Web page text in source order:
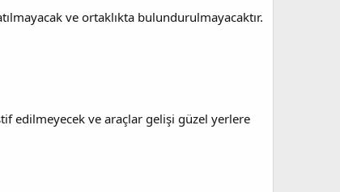
ve ortaklıkta bulundurulmayacaktır.
edilmeyecek ve araçlar gelişi güzel yerlere